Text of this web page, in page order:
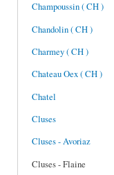
Champoussin ( CH )
Chandolin ( CH )
Charmey ( CH )
Chateau Oex ( CH )
Chatel
Cluses
Cluses - Avoriaz
Cluses - Flaine